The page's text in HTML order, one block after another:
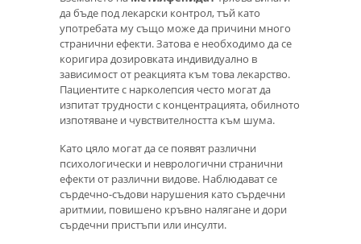
да бъде под лекарски контрол, тъй като
употребата му също може да причини много
странични ефекти. Затова е необходимо да се
коригира дозировката индивидуално в
зависимост от реакцията към това лекарство.
Пациентите с нарколепсия често могат да
изпитат трудности с концентрацията, обилното
изпотяване и чувствителността към шума.
Като цяло могат да се появят различни
психологически и неврологични странични
ефекти от различни видове. Наблюдават се
сърдечно-съдови нарушения като сърдечни
аритмии, повишено кръвно налягане и дори
сърдечни пристъпи или инсулти.